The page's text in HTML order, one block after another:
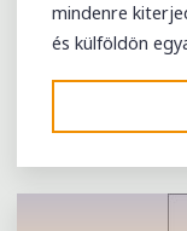
mindenre
és külföldön